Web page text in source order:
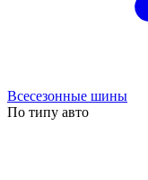
Всесезонные шины
По типу авто